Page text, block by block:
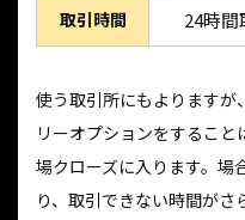
取引時間 24時
使う取引所にもよりますが
リーオプションをするこ
場クローズに入ります。場
り、取引できない時間がさ